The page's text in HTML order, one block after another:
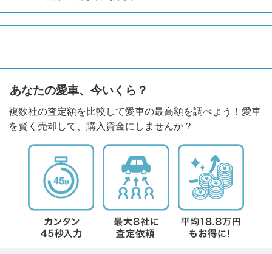
あなたの愛車、今いくら？
複数社の査定額を比較して愛車の最高額を調べよう！愛車
を賢く売却して、購入資金にしませんか？